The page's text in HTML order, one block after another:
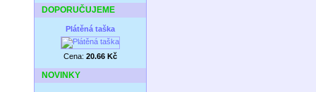
DOPORUČUJEME
Plátěná taška
Cena: 20.66 Kč
NOVINKY